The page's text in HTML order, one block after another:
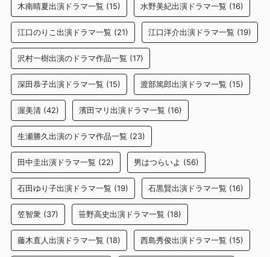
木南晴夏出演ドラマ一覧 (15) 水野美紀出演ドラマ一覧 (16)
江口のりこ出演ドラマ一覧 (21) 江口洋介出演ドラマ一覧 (19)
沢村一樹出演のドラマ作品一覧 (17)
深田恭子出演ドラマ一覧 (15) 渡部篤郎出演ドラマ一覧 (15)
渥美清 (42) 濱田マリ出演ドラマ一覧 (16)
生瀬勝久出演のドラマ作品一覧 (23)
田中圭出演ドラマ一覧 (22) 男はつらいよ (56)
石田ゆり子出演ドラマ一覧 (19) 石黒賢出演ドラマ一覧 (16)
笠智衆 (37) 笹野高史出演ドラマ一覧 (18)
藤木直人出演ドラマ一覧 (18) 西島秀俊出演ドラマ一覧 (15)